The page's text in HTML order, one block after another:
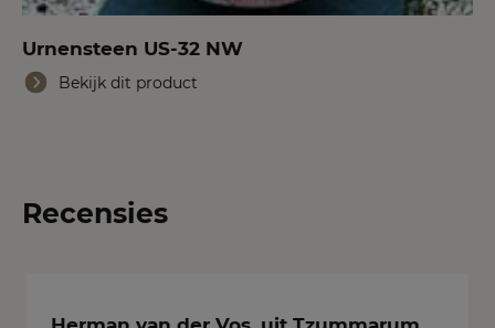
Urnensteen US-32 NW
Bekijk dit product
Recensies